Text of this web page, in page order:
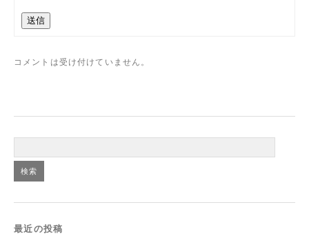
送信
コメントは受け付けていません。
最近の投稿